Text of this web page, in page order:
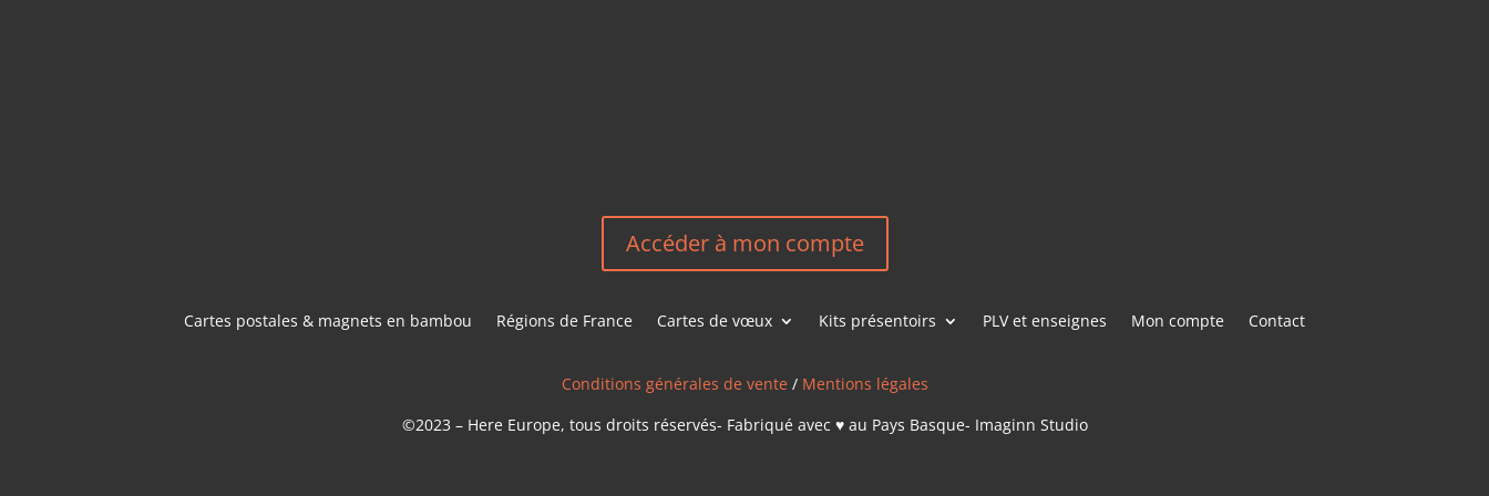
Accéder à mon compte
Cartes postales & magnets en bambou Régions de France Cartes de vœux Kits présentoirs PLV et enseignes Mon compte Contact
Conditions générales de vente / Mentions légales
©2023 – Here Europe, tous droits réservés- Fabriqué avec ♥ au Pays Basque- Imaginn Studio